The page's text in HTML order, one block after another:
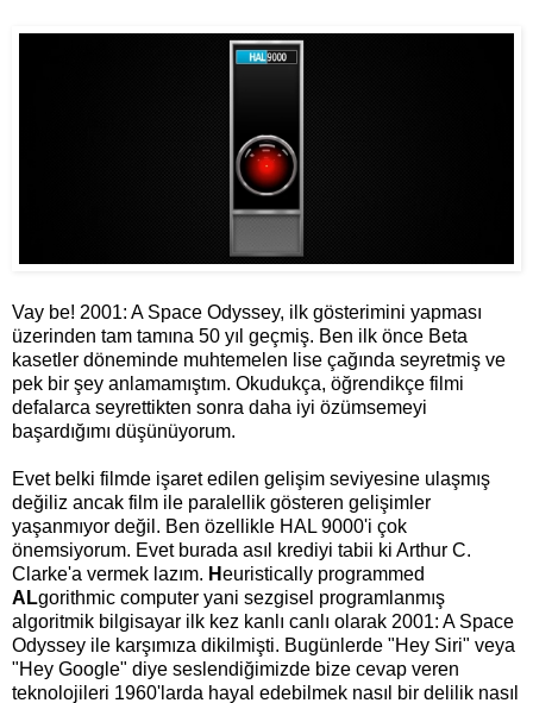
Vay be! 2001: A Space Odyssey, ilk gösterimini yapması
üzerinden tam tamına 50 yıl geçmiş. Ben ilk önce Beta
kasetler döneminde muhtemelen lise çağında seyretmiş ve
pek bir şey anlamamıştım. Okudukça, öğrendikçe filmi
defalarca seyrettikten sonra daha iyi özümsemeyi
başardığımı düşünüyorum.
Evet belki filmde işaret edilen gelişim seviyesine ulaşmış
değiliz ancak film ile paralellik gösteren gelişimler
yaşanmıyor değil. Ben özellikle HAL 9000'i çok
önemsiyorum. Evet burada asıl krediyi tabii ki Arthur C.
Clarke'a vermek lazım. Heuristically programmed
ALgorithmic computer yani sezgisel programlanmış
algoritmik bilgisayar ilk kez kanlı canlı olarak 2001: A Space
Odyssey ile karşımıza dikilmişti. Bugünlerde "Hey Siri" veya
"Hey Google" diye seslendiğimizde bize cevap veren
teknolojileri 1960'larda hayal edebilmek nasıl bir delilik nasıl